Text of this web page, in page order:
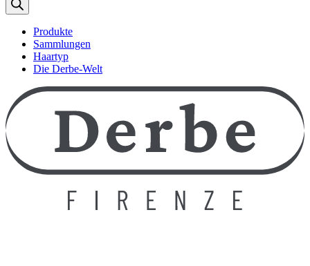
Produkte
Sammlungen
Haartyp
Die Derbe-Welt